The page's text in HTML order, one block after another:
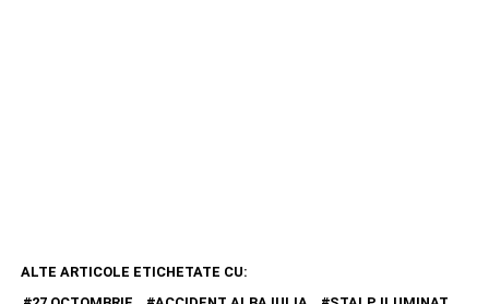
ALTE ARTICOLE ETICHETATE CU: